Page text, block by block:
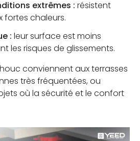
extrêmes : résistent
fortes chaleurs.
: leur surface est moins
les risques de glissements.
conviennent aux terrasses
très fréquentées, ou
où la sécurité et le confort